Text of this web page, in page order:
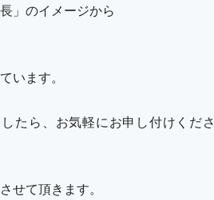
」のイメージから
います。
たら、お気軽にお申し付けくださ
せて頂きます。